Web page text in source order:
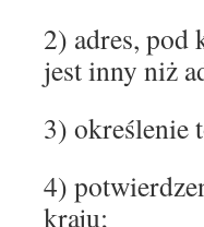
2) adres, pod
jest inny niż
3) określenie
4)
kraju;